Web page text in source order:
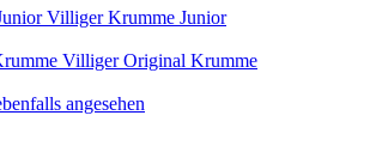
Villiger Krumme Junior
Villiger Original Krumme
angesehen